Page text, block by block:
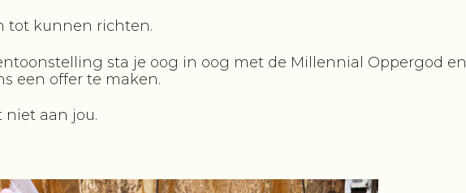
tot kunnen richten.
sta je oog in oog met de Millennial Oppergod en
een offer te maken.
aan jou.